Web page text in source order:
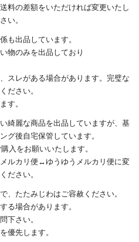
料の差額をいただければ変更いたし
い。
も出品しています。
物のみを出品しており
スレがある場合があります。完璧な
ださい。
す。
綺麗な商品を出品していますが、基
グ後自宅保管しています。
入をお願いいたします。
ルカリ便↔︎ゆうゆうメルカリ便に変
ださい。
、たたみじわはご容赦ください。
る場合があります。
下さい。
優先します。